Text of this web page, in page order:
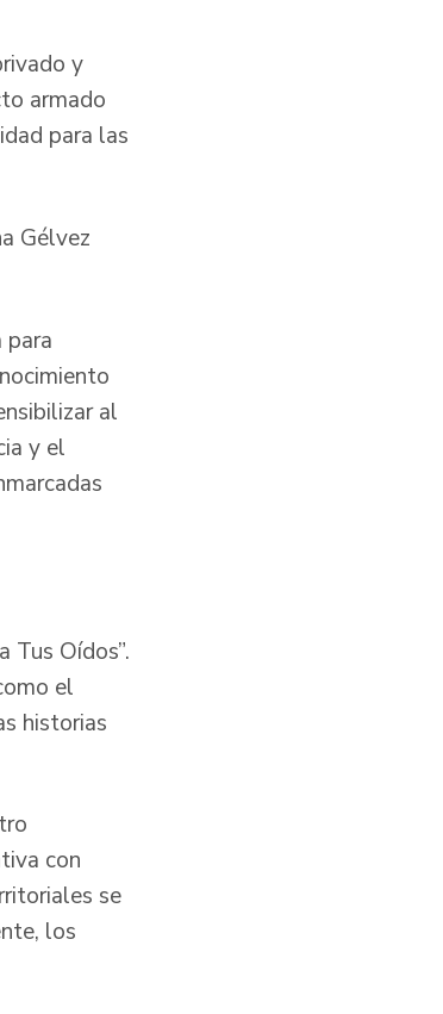
y
armado
para las
Gélvez
para
al
y el
Tus Oídos”.
el
historias
con
se
los